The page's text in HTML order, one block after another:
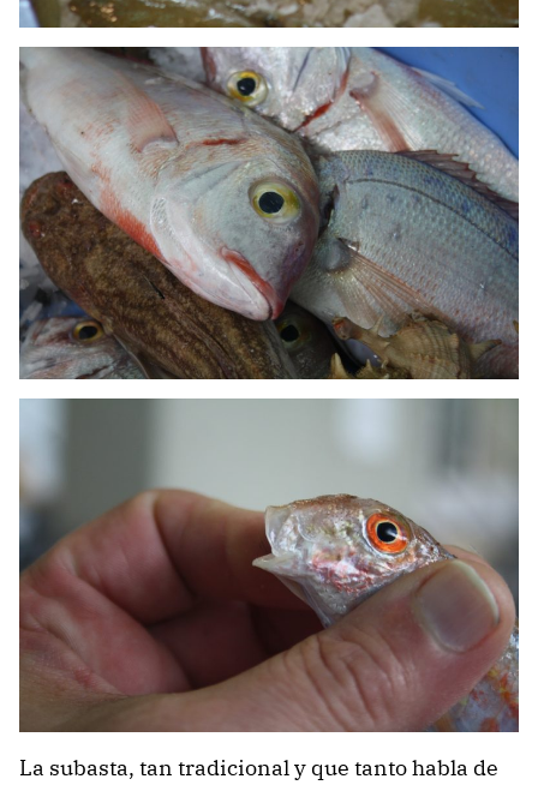
La subasta, tan tradicional y que tanto habla de